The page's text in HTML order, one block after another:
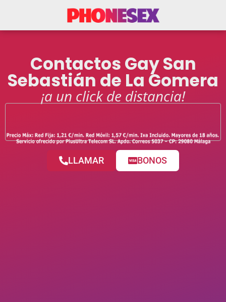
Contactos Gay San
Sebastián de La Gomera
¡a un click de distancia!
LLAMAR BONOS